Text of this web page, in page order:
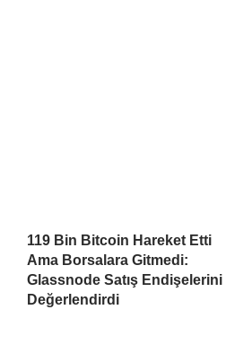
119 Bin Bitcoin Hareket Etti
Ama Borsalara Gitmedi:
Glassnode Satış Endişelerini
Değerlendirdi